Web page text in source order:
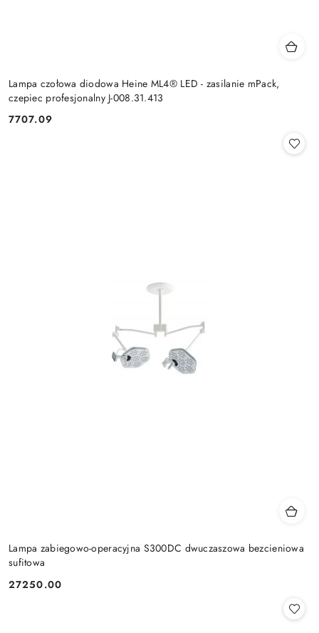
Lampa czołowa diodowa Heine ML4® LED - zasilanie mPack,
czepiec profesjonalny J-008.31.413
Cena:
7707.09
Lampa zabiegowo-operacyjna S300DC dwuczaszowa bezcieniowa
sufitowa
Cena:
27250.00